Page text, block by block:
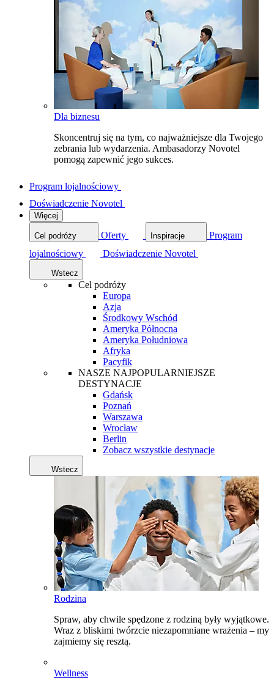
Dla biznesu
Skoncentruj się na tym, co najważniejsze dla Twojego
zebrania lub wydarzenia. Ambasadorzy Novotel
pomogą zapewnić jego sukces.
Program lojalnościowy
Doświadczenie Novotel
Więcej
Cel podróży Oferty Inspiracje
Program
lojalnościowy
Doświadczenie Novotel
Wstecz
Cel podróży
Europa
Azja
Środkowy Wschód
Ameryka Północna
Ameryka Południowa
Afryka
Pacyfik
NASZE NAJPOPULARNIEJSZE
DESTYNACJE
Gdańsk
Poznań
Warszawa
Wrocław
Berlin
Zobacz wszystkie destynacje
Wstecz
Rodzina
Spraw, aby chwile spędzone z rodziną były wyjątkowe.
Wraz z bliskimi twórzcie niezapomniane wrażenia – my
zajmiemy się resztą.
Wellness